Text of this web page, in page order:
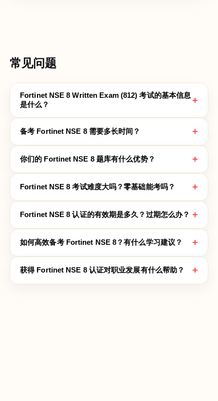
常见问题
Fortinet NSE 8 Written Exam (812) 考试的基本信息
是什么？
+
备考 Fortinet NSE 8 需要多长时间？ +
你们的 Fortinet NSE 8 题库有什么优势？ +
Fortinet NSE 8 考试难度大吗？零基础能考吗？ +
Fortinet NSE 8 认证的有效期是多久？过期怎么办？ +
如何高效备考 Fortinet NSE 8？有什么学习建议？ +
获得 Fortinet NSE 8 认证对职业发展有什么帮助？ +